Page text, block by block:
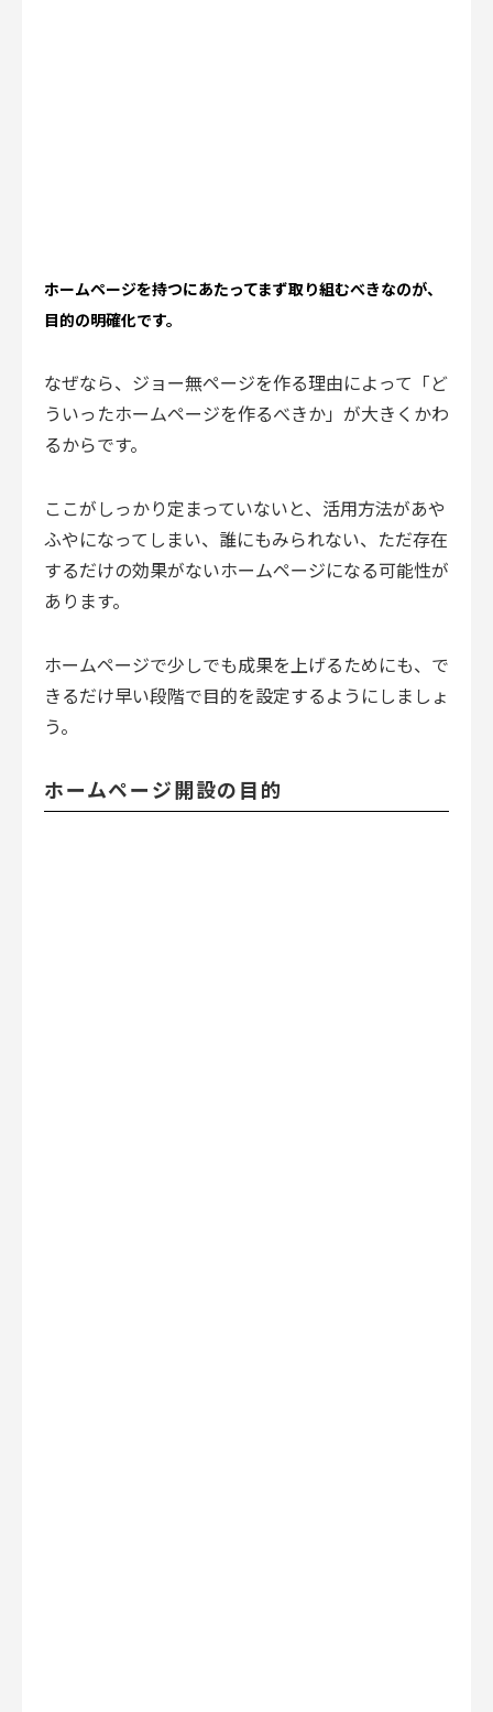
ホームページを持つにあたってまず取り組むべきなのが、
目的の明確化です。
なぜなら、ジョー無ページを作る理由によって「ど
ういったホームページを作るべきか」が大きくかわ
るからです。
ここがしっかり定まっていないと、活用方法があや
ふやになってしまい、誰にもみられない、ただ存在
するだけの効果がないホームページになる可能性が
あります。
ホームページで少しでも成果を上げるためにも、で
きるだけ早い段階で目的を設定するようにしましょ
う。
ホームページ開設の目的